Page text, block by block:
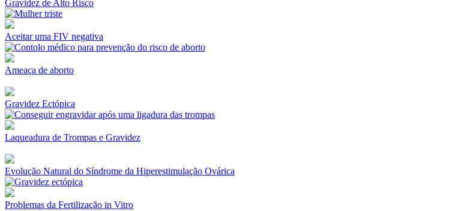
Gravidez de Alto Risco
Aceitar uma FIV negativa
Ameaça de aborto
Gravidez Ectópica
Laqueadura de Trompas e Gravidez
Evolução Natural do Síndrome da Hiperestimulação Ovárica
Problemas da Fertilização in Vitro